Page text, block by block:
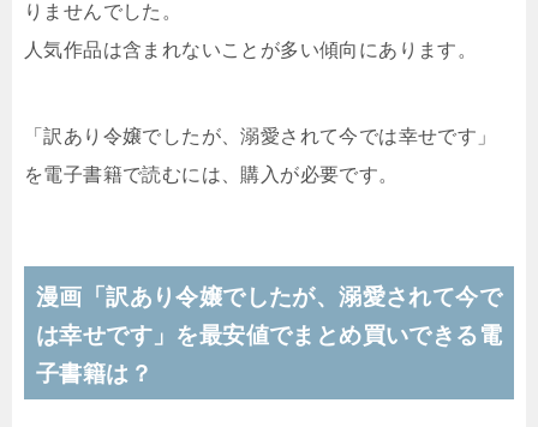
りませんでした。
人気作品は含まれないことが多い傾向にあります。
「訳あり令嬢でしたが、溺愛されて今では幸せです」
を電子書籍で読むには、購入が必要です。
漫画「訳あり令嬢でしたが、溺愛されて今で
は幸せです」を最安値でまとめ買いできる電
子書籍は？